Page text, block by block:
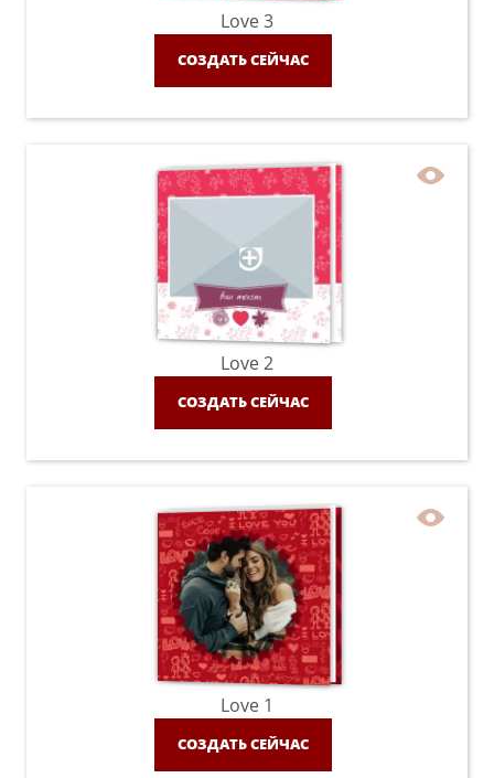
Love 3
СОЗДАТЬ СЕЙЧАС
Love 2
СОЗДАТЬ СЕЙЧАС
Love 1
СОЗДАТЬ СЕЙЧАС